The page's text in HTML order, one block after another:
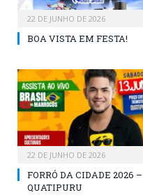
22 DE JUNHO DE 2026
BOA VISTA EM FESTA!
22 DE JUNHO DE 2026
FORRÓ DA CIDADE 2026 –
QUATIPURU